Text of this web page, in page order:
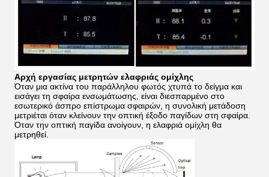
Αρχή εργασίας μετρητών ελαφριάς ομίχλης
Όταν μια ακτίνα του παράλληλου φωτός χτυπά το δείγμα και
εισάγει τη σφαίρα ενσωμάτωσης, είναι διεσπαρμένο στο
εσωτερικό άσπρο επίστρωμα σφαιρών, η συνολική μετάδοση
μετριέται όταν κλείνουν την οπτική έξοδο παγίδων στη σφαίρα.
Όταν την οπτική παγίδα ανοίγουν, η ελαφριά ομίχλη θα
μετρηθεί.